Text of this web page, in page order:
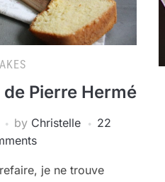
Pierre Hermé
by Christelle
22
je ne trouve